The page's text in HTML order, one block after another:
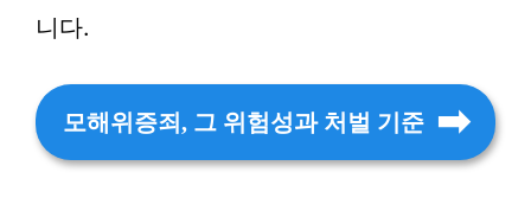
니다.
모해위증죄, 그 위험성과 처벌 기준